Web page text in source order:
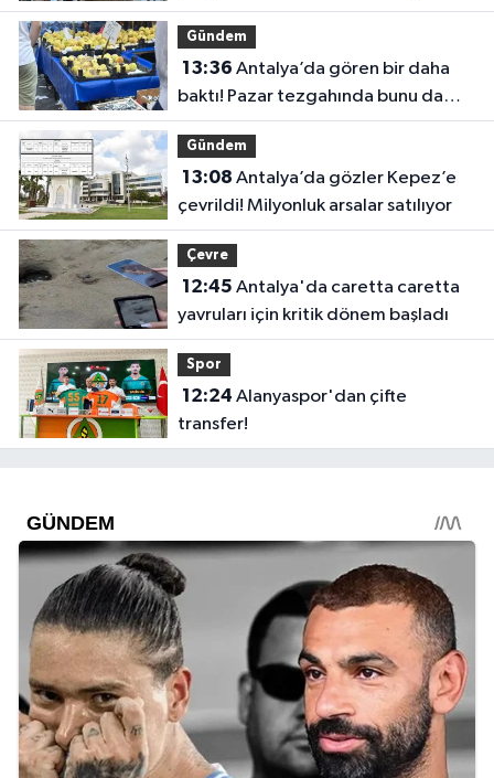
Gündem
13:36
baktı! Pazar tezgahında bunu da
sattılar
Gündem
13:08
çevrildi! Milyonluk arsalar satılıyor
Çevre
12:45
yavruları için kritik dönem başladı
Spor
12:24
transfer!